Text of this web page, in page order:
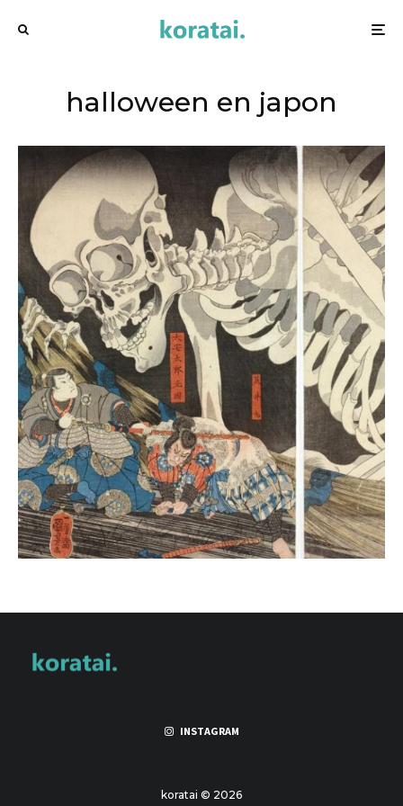
halloween en japon
INSTAGRAM
koratai © 2026